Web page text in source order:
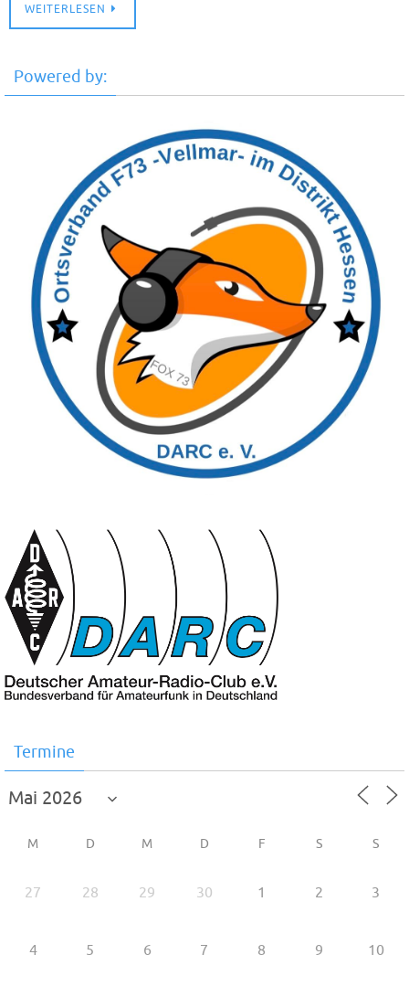
WEITERLESEN
Powered by:
Termine
M D M D F S S
27 28 29 30 1 2 3
4 5 6 7 8 9 10